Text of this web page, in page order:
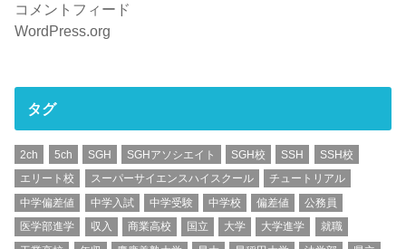
コメントフィード
WordPress.org
タグ
2ch 5ch SGH SGHアソシエイト SGH校 SSH
SSH校
エリート校
スーパーサイエンスハイスクール
チュートリアル
中学偏差値
中学入試 中学受験 中学校 偏差値
公務員
医学部進学
収入 商業高校 国立 大学 大学進学
就職